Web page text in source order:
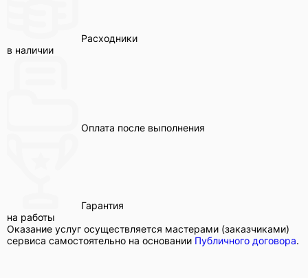
Расходники
в наличии
Оплата после выполнения
Гарантия
на работы
Оказание услуг осуществляется мастерами (заказчиками)
сервиса самостоятельно на основании Публичного договора.